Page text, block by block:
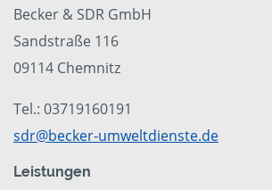
Becker & SDR GmbH
Sandstraße 116
09114 Chemnitz
Tel.: 03719160191
sdr@becker-umweltdienste.de
Leistungen